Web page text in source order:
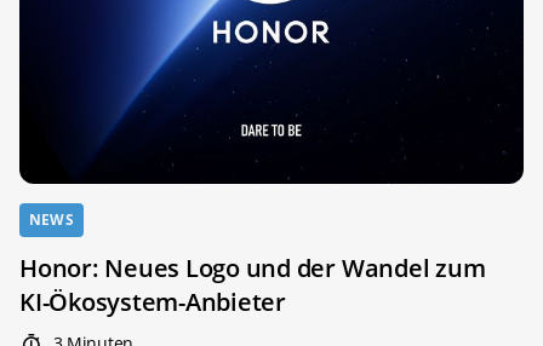
NEWS
Honor: Neues Logo und der Wandel zum
KI-Ökosystem-Anbieter